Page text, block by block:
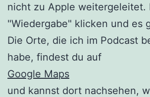
nicht zu Apple weitergeleitet.
"Wiedergabe" klicken und es
Die Orte, die ich im Podcast
habe, findest du auf
Google Maps
und kannst dort nachsehen,